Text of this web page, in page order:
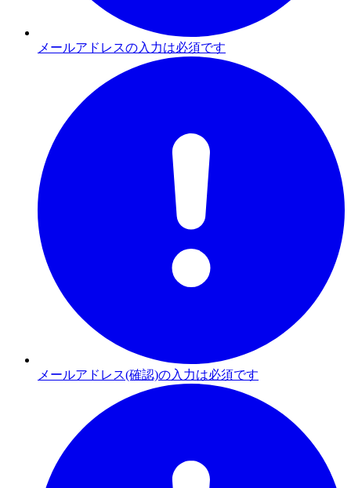
メールアドレスの入力は必須です
メールアドレス(確認)の入力は必須です